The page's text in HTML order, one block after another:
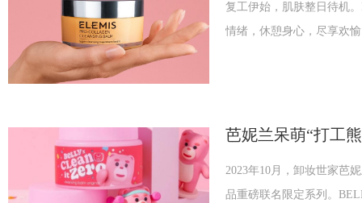
复工伊始，肌肤整日待机
情绪，休憩身心，尽享欢
芭妮兰呆萌“打工
2023年10月，卸妆世家芭
品重磅联名限定系列。